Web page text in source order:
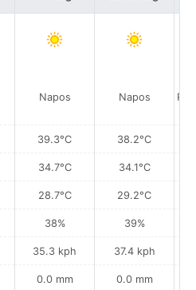
Napos
39.3°C
34.7°C
28.7°C
38%
35.3 kph
0.0 mm
Napos
38.2°C
34.1°C
29.2°C
39%
37.4 kph
0.0 mm